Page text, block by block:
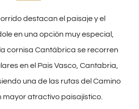
destacan el paisaje y el
en una opción muy especial,
cornisa Cantábrica se recorren
en el Pais Vasco, Cantabria,
una de las rutas del Camino
mayor atractivo paisajístico.